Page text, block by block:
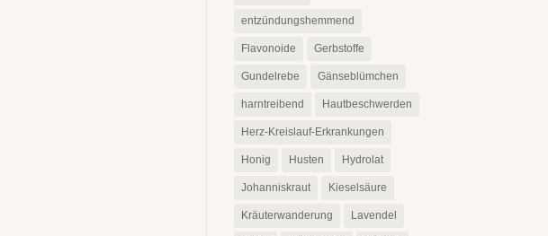
entzündungshemmend
Flavonoide Gerbstoffe
Gundelrebe Gänseblümchen
harntreibend Hautbeschwerden
Herz-Kreislauf-Erkrankungen
Honig Husten Hydrolat
Johanniskraut Kieselsäure
Kräuterwanderung Lavendel